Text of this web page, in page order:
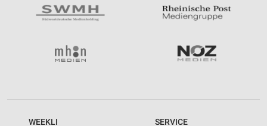
WEEKLI SERVICE